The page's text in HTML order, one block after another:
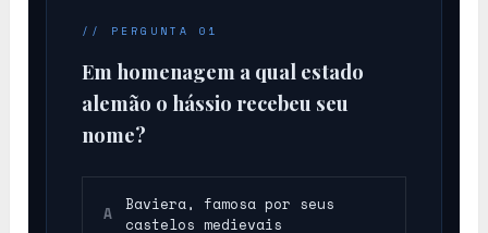
// PERGUNTA 01
Em homenagem a qual estado
alemão o hássio recebeu seu
nome?
A
Baviera, famosa por seus
castelos medievais